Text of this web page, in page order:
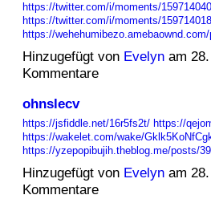
https://twitter.com/i/moments/
https://twitter.com/i/moments/
https://
Hinzugefügt von Evelynam 28.
Kommentare
ohnslecv
https://jsfiddle.net/16r5fs2t/ https://
https://wakelet.com/wake/
https://yzepopibujih.theblog.me/posts/
Hinzugefügt von Evelynam 28.
Kommentare